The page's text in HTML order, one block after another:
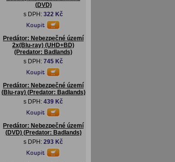
(DVD)
s DPH: 322 Kč
Predátor: Nebezpečné území
2x(Blu-ray) (UHD+BD)
(Predator: Badlands)
s DPH: 745 Kč
Predátor: Nebezpečné území
(Blu-ray) (Predator: Badlands)
s DPH: 439 Kč
Predátor: Nebezpečné území
(DVD) (Predator: Badlands)
s DPH: 293 Kč